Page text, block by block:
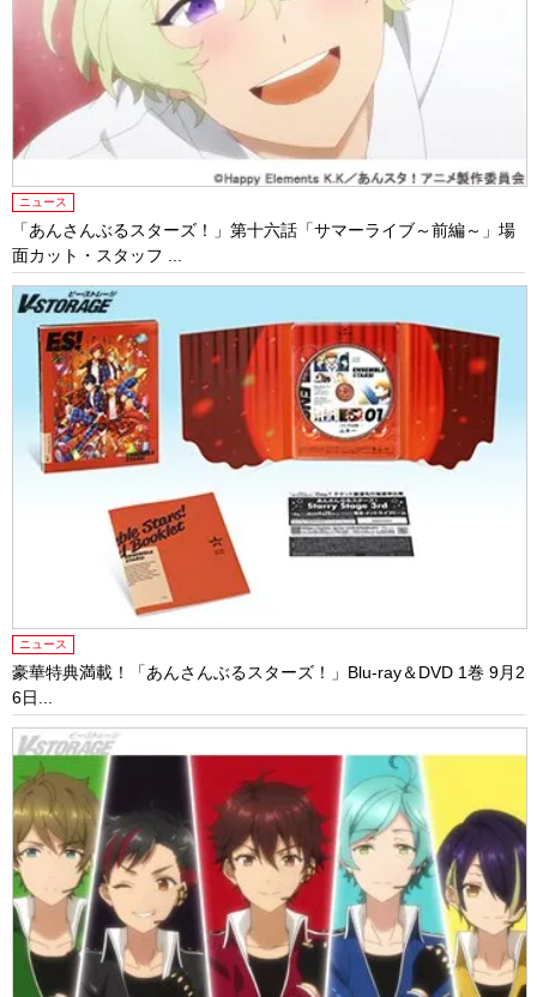
ニュース
「あんさんぶるスターズ！」第十六話「サマーライブ～前編～」場
面カット・スタッフ ...
ニュース
豪華特典満載！「あんさんぶるスターズ！」Blu-ray＆DVD 1巻 9月2
6日...